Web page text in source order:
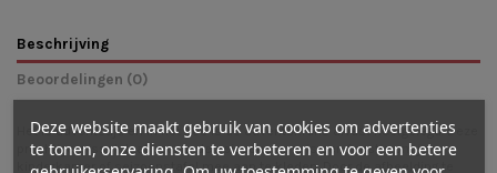
Beschrijving
Beoordelingen (0)
Het is adventstijd en in het bos is de adventskrans alvast neergelegd. Deze
prachtige wisselplaat voor in de seizoenslamp is een feestje om je
kinderkamer of seizoenstafel mee aan te kleden. Door de afbeelding te
Deze website maakt gebruik van cookies om advertenties
te tonen, onze diensten te verbeteren en voor een betere